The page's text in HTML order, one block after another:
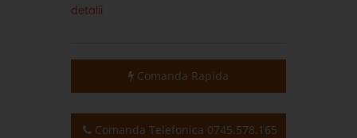
detalii
Comanda Rapida
Comanda Telefonica 0745.578.165